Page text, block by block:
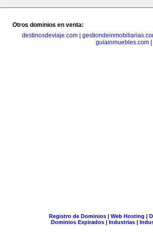
Otros dominios en venta:
destinosdeviaje.com|
guiainmuebles.com|
Registro de Dominios| Web Hosting |
Dominios Expirados | Industrias |